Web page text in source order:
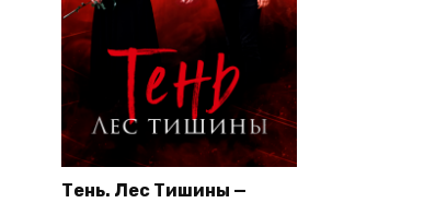
Тень. Лес Тишины —